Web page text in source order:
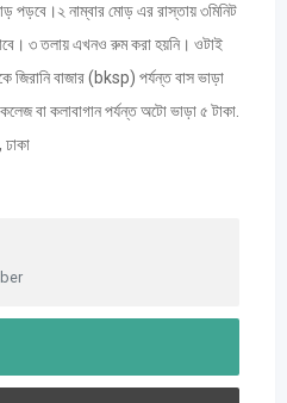
পড়বে।২ নাম্বার মোড় এর রাস্তায় ৩মিনিট
যাবে। ৩ তলায় এখনও রুম করা হয়নি। ওটাই
জিরানি বাজার (bksp) পর্যন্ত বাস ভাড়া
বা কলাবাগান পর্যন্ত অটো ভাড়া ৫ টাকা.